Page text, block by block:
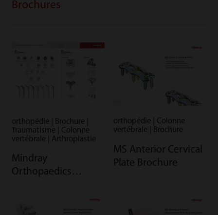
Brochures
orthopédie | Brochure |
Traumatisme | Colonne
vertébrale | Arthroplastie
Mindray
Orthopaedics
orthopédie | Colonne
vertébrale | Brochure
MS Anterior Cervical
Plate Brochure